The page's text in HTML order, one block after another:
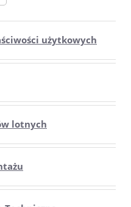
użytkowych
lotnych